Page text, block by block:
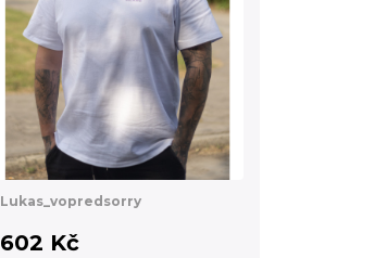
Lukas_vopredsorry
602 Kč